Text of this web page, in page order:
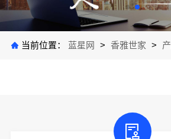
当前位置： 蓝星网 > 香雅世家 >